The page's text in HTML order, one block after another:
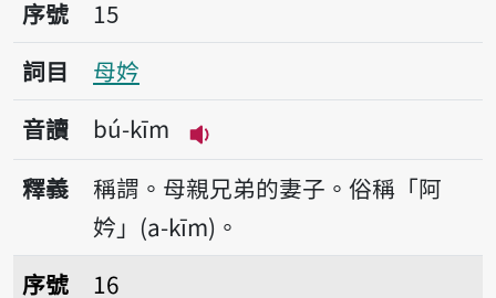
序號
15
詞目
母妗
音讀
bú-kīm
播放音讀bú-kīm
釋義
稱謂。母親兄弟的妻子。俗稱「阿
妗」(a-kīm)。
序號16母舅
序號
16